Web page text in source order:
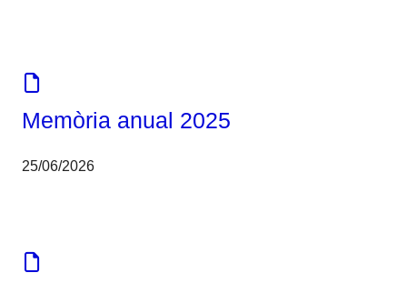
Memòria anual 2025
25/06/2026